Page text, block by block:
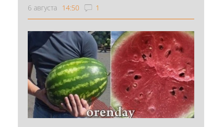
6 августа 14:50 1